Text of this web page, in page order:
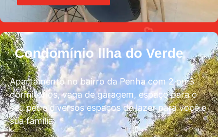
Condomínio llha do Verde
Apartamento no bairro da Penha com 2 ou 3
dormitórios, vaga de garagem, espaço para o
seu pet e diversos espaços de lazer para você e
sua família